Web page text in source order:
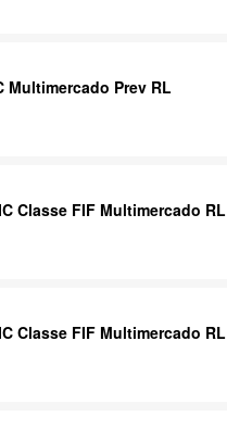
Multimercado Prev RL
Classe FIF Multimercado RL
Classe FIF Multimercado RL